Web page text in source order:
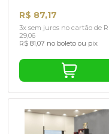
3x sem juros no cartão de R$
29,06
R$ 81,07 no boleto ou pix